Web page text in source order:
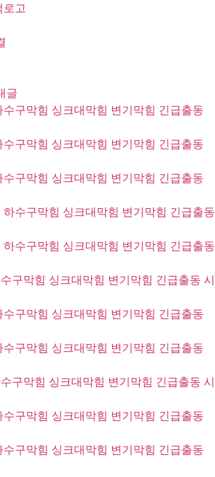
글
수구막힘 싱크대막힘 변기막힘 긴급출동
수구막힘 싱크대막힘 변기막힘 긴급출동
수구막힘 싱크대막힘 변기막힘 긴급출동
하수구막힘 싱크대막힘 변기막힘 긴급출동
하수구막힘 싱크대막힘 변기막힘 긴급출동
구막힘 싱크대막힘 변기막힘 긴급출동 시
수구막힘 싱크대막힘 변기막힘 긴급출동
수구막힘 싱크대막힘 변기막힘 긴급출동
구막힘 싱크대막힘 변기막힘 긴급출동 시
수구막힘 싱크대막힘 변기막힘 긴급출동
수구막힘 싱크대막힘 변기막힘 긴급출동